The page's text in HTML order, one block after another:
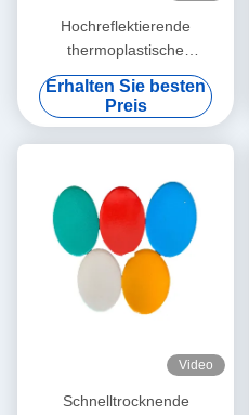
Hochreflektierende
thermoplastische
Straßenmarkierungsfarbe
mit schneller Trocknung und
anpassbaren Farben
Erhalten Sie besten
Preis
Video
Schnelltrocknende